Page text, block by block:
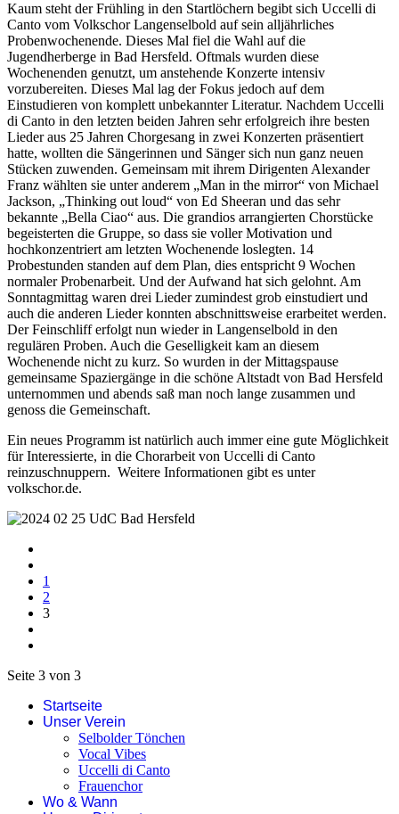
Kaum steht der Frühling in den Startlöchern begibt sich Uccelli di
Canto vom Volkschor Langenselbold auf sein alljährliches
Probenwochenende. Dieses Mal fiel die Wahl auf die
Jugendherberge in Bad Hersfeld. Oftmals wurden diese
Wochenenden genutzt, um anstehende Konzerte intensiv
vorzubereiten. Dieses Mal lag der Fokus jedoch auf dem
Einstudieren von komplett unbekannter Literatur. Nachdem Uccelli
di Canto in den letzten beiden Jahren sehr erfolgreich ihre besten
Lieder aus 25 Jahren Chorgesang in zwei Konzerten präsentiert
hatte, wollten die Sängerinnen und Sänger sich nun ganz neuen
Stücken zuwenden. Gemeinsam mit ihrem Dirigenten Alexander
Franz wählten sie unter anderem „Man in the mirror“ von Michael
Jackson, „Thinking out loud“ von Ed Sheeran und das sehr
bekannte „Bella Ciao“ aus. Die grandios arrangierten Chorstücke
begeisterten die Gruppe, so dass sie voller Motivation und
hochkonzentriert am letzten Wochenende loslegten. 14
Probestunden standen auf dem Plan, dies entspricht 9 Wochen
normaler Probenarbeit. Und der Aufwand hat sich gelohnt. Am
Sonntagmittag waren drei Lieder zumindest grob einstudiert und
auch die anderen Lieder konnten abschnittsweise erarbeitet werden.
Der Feinschliff erfolgt nun wieder in Langenselbold in den
regulären Proben. Auch die Geselligkeit kam an diesem
Wochenende nicht zu kurz. So wurden in der Mittagspause
gemeinsame Spaziergänge in die schöne Altstadt von Bad Hersfeld
unternommen und abends saß man noch lange zusammen und
genoss die Gemeinschaft.
Ein neues Programm ist natürlich auch immer eine gute Möglichkeit
für Interessierte, in die Chorarbeit von Uccelli di Canto
reinzuschnuppern. Weitere Informationen gibt es unter
volkschor.de.
1
2
3
Seite 3 von 3
Startseite
Unser Verein
Selbolder Tönchen
Vocal Vibes
Uccelli di Canto
Frauenchor
Wo & Wann